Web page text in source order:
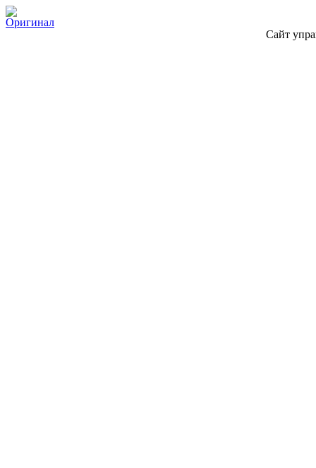
Оригинал
Сайт